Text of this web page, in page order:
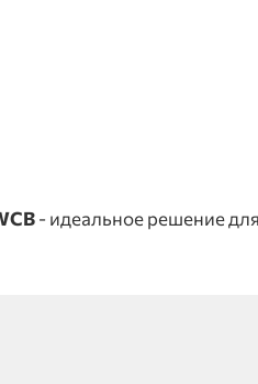
- идеальное решение